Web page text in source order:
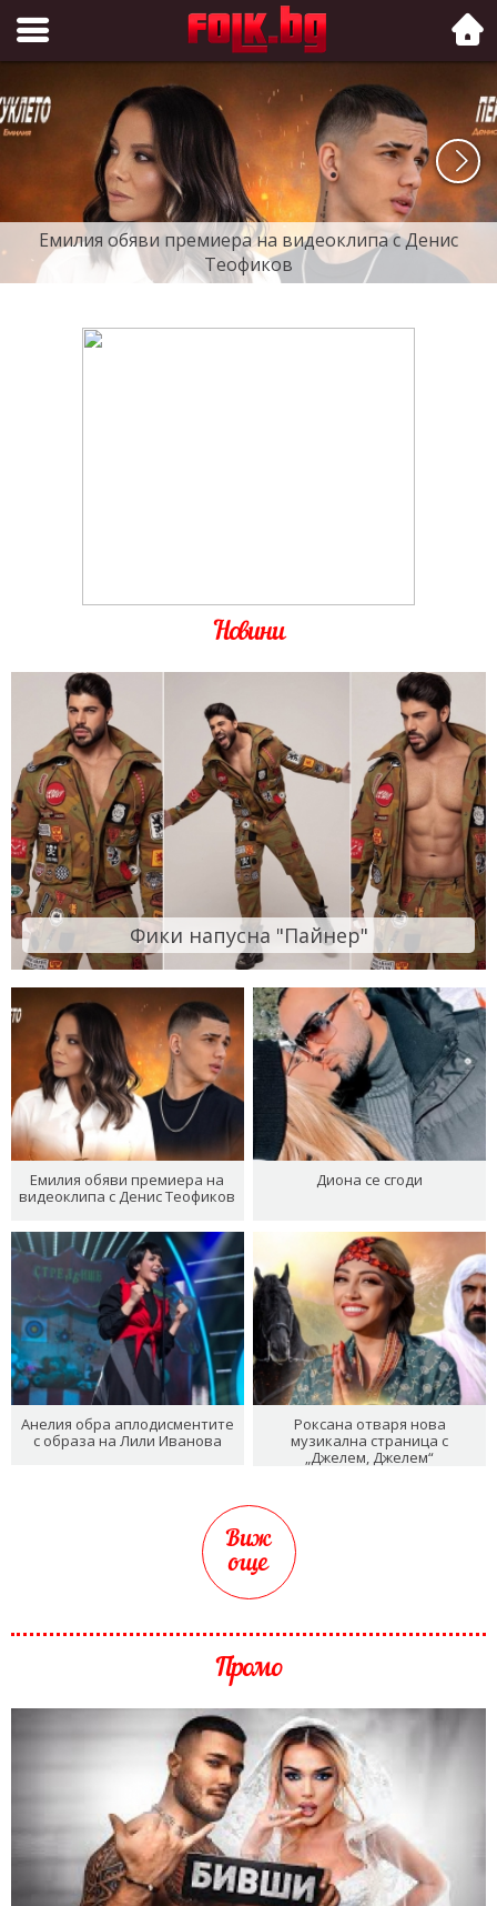
Folk.bg
Емилия обяви премиера на видеоклипа с Денис
Теофиков
Новини
Фики напусна "Пайнер"
Емилия обяви премиера на
видеоклипа с Денис Теофиков
Диона се сгоди
Анелия обра аплодисментите
с образа на Лили Иванова
Роксана отваря нова
музикална страница с
„Джелем, Джелем“
Виж
още
Промо